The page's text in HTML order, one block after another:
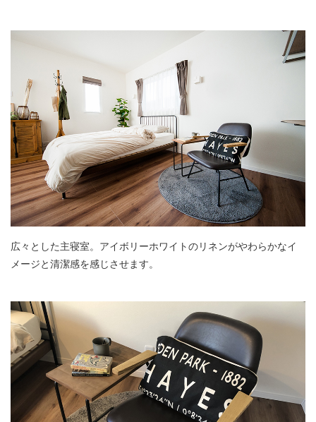
広々とした主寝室。アイボリーホワイトのリネンがやわらかなイ
メージと清潔感を感じさせます。